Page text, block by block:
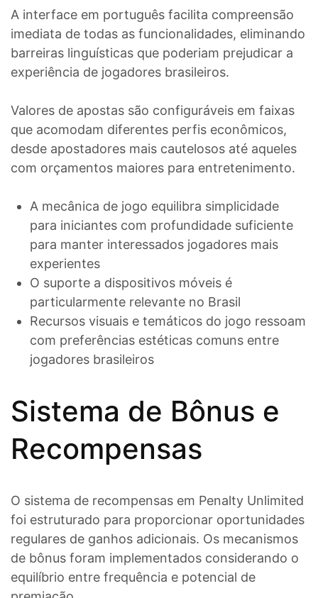
A interface em português facilita compreensão
imediata de todas as funcionalidades, eliminando
barreiras linguísticas que poderiam prejudicar a
experiência de jogadores brasileiros.
Valores de apostas são configuráveis em faixas
que acomodam diferentes perfis econômicos,
desde apostadores mais cautelosos até aqueles
com orçamentos maiores para entretenimento.
A mecânica de jogo equilibra simplicidade
para iniciantes com profundidade suficiente
para manter interessados jogadores mais
experientes
O suporte a dispositivos móveis é
particularmente relevante no Brasil
Recursos visuais e temáticos do jogo ressoam
com preferências estéticas comuns entre
jogadores brasileiros
Sistema de Bônus e
Recompensas
O sistema de recompensas em Penalty Unlimited
foi estruturado para proporcionar oportunidades
regulares de ganhos adicionais. Os mecanismos
de bônus foram implementados considerando o
equilíbrio entre frequência e potencial de